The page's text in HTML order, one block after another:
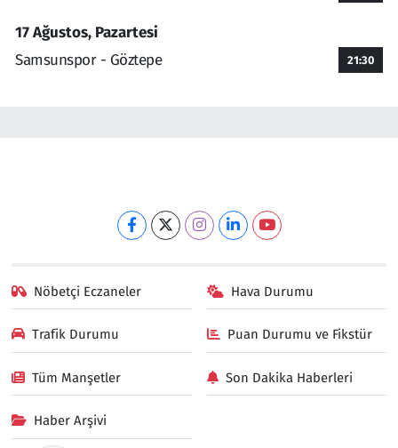
17 Ağustos, Pazartesi
Samsunspor - Göztepe
21:30
Nöbetçi Eczaneler Hava Durumu
Trafik Durumu Puan Durumu ve Fikstür
Tüm Manşetler Son Dakika Haberleri
Haber Arşivi